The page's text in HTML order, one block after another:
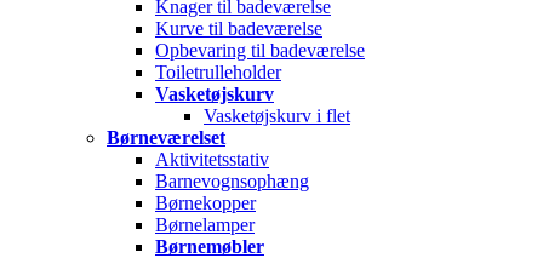
Knager til badeværelse
Kurve til badeværelse
Opbevaring til badeværelse
Toiletrulleholder
Vasketøjskurv
Vasketøjskurv i flet
Børneværelset
Aktivitetsstativ
Barnevognsophæng
Børnekopper
Børnelamper
Børnemøbler